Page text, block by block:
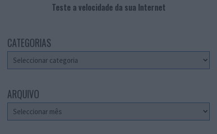
Teste a velocidade da sua Internet
CATEGORIAS
Categorias
ARQUIVO
Arquivo